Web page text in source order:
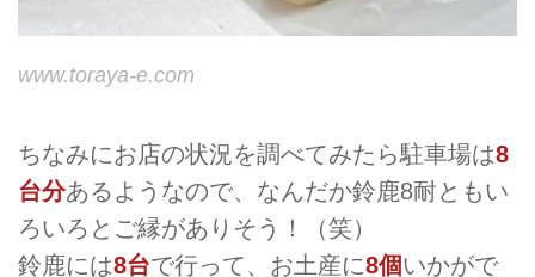
www.toraya-e.com
ちなみにお店の状況を調べてみたら駐車場は8
台分あるようなので、なんだか鈴鹿8耐ともい
ろいろとご縁がありそう！（笑）
鈴鹿には8台で行って、お土産に8個いかがで